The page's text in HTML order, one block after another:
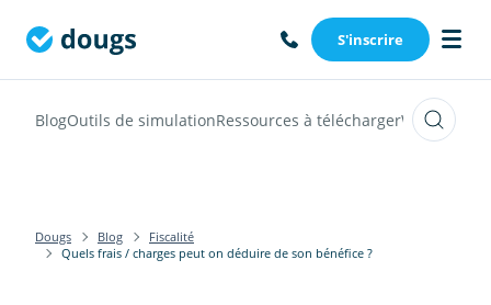
S'inscrire
BlogOutils de simulationRessources à téléchargerWebinars
Dougs Blog
Fiscalité
Quels frais / charges peut on déduire de son bénéfice ?